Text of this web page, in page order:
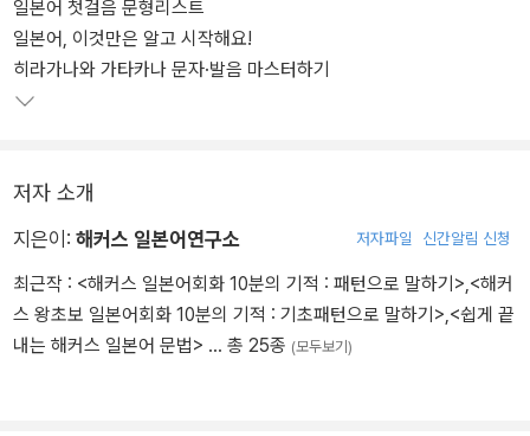
력 확인하기]
4. 문자 암기와 문형 학습을 도와줄 [히라가나/가타카나표+동사 활용
표+쓰기 노트+워크북] 수록!
5. 언제 어디서든 MP3를 손쉽게 들을 수 있는 QR코드!
일본어 첫걸음 문형리스트
일본어, 이것만은 알고 시작해요!
히라가나와 가타카나 문자·발음 마스터하기
저자 소개
지은이: 해커스 일본어연구소 저자파일 신간알림 신청
최근작 : <해커스 일본어회화 10분의 기적 : 패턴으로 말하기>,<해커
스 왕초보 일본어회화 10분의 기적 : 기초패턴으로 말하기>,<쉽게 끝
내는 해커스 일본어 문법> … 총 25종 (모두보기)